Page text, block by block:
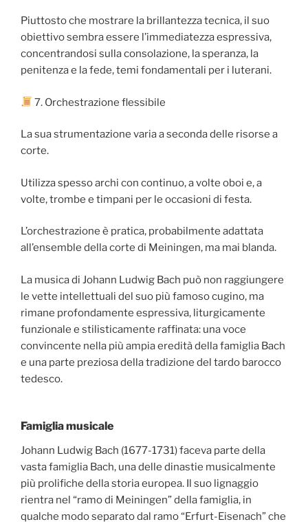
Piuttosto che mostrare la brillantezza tecnica, il suo
obiettivo sembra essere l’immediatezza espressiva,
concentrandosi sulla consolazione, la speranza, la
penitenza e la fede, temi fondamentali per i luterani.
7. Orchestrazione flessibile
La sua strumentazione varia a seconda delle risorse a
corte.
Utilizza spesso archi con continuo, a volte oboi e, a
volte, trombe e timpani per le occasioni di festa.
L’orchestrazione è pratica, probabilmente adattata
all’ensemble della corte di Meiningen, ma mai blanda.
La musica di Johann Ludwig Bach può non raggiungere
le vette intellettuali del suo più famoso cugino, ma
rimane profondamente espressiva, liturgicamente
funzionale e stilisticamente raffinata: una voce
convincente nella più ampia eredità della famiglia Bach
e una parte preziosa della tradizione del tardo barocco
tedesco.
Famiglia musicale
Johann Ludwig Bach (1677-1731) faceva parte della
vasta famiglia Bach, una delle dinastie musicalmente
più prolifiche della storia europea. Il suo lignaggio
rientra nel “ramo di Meiningen” della famiglia, in
qualche modo separato dal ramo “Erfurt-Eisenach” che